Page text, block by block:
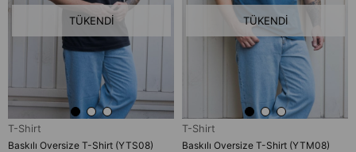
TÜKENDI
T-Shirt
Baskılı Oversize T-Shirt (YTS08)
TÜKENDI
T-Shirt
Baskılı Oversize T-Shirt (YTM08)